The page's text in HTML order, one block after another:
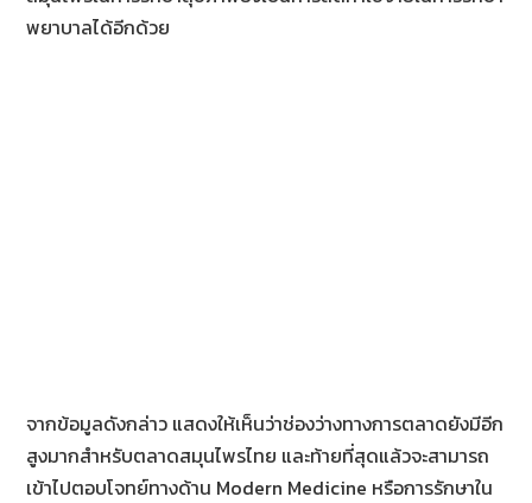
พยาบาลได้อีกด้วย
จากข้อมูลดังกล่าว แสดงให้เห็นว่าช่องว่างทางการตลาดยังมีอีก
สูงมากสำหรับตลาดสมุนไพรไทย และท้ายที่สุดแล้วจะสามารถ
เข้าไปตอบโจทย์ทางด้าน Modern Medicine หรือการรักษาใน